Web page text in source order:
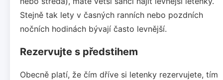
Stejně tak lety v časných ranních nebo pozdních
nočních hodinách bývají často levnější.
Rezervujte s předstihem
Obecně platí, že čím dříve si letenky rezervujete, tím